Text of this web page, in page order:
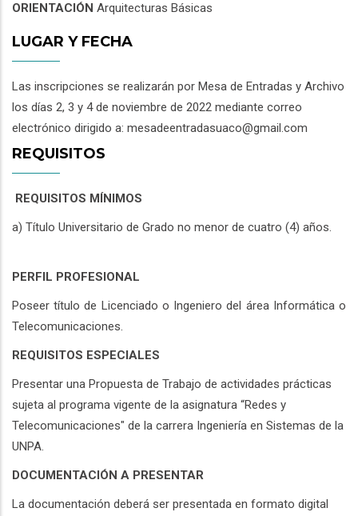
ORIENTACIÓN Arquitecturas Básicas
LUGAR Y FECHA
Las inscripciones se realizarán por Mesa de Entradas y Archivo
los días 2, 3 y 4 de noviembre de 2022 mediante correo
electrónico dirigido a: mesadeentradasuaco@gmail.com
REQUISITOS
REQUISITOS MÍNIMOS
a) Título Universitario de Grado no menor de cuatro (4) años.
PERFIL PROFESIONAL
Poseer título de Licenciado o Ingeniero del área Informática o
Telecomunicaciones.
REQUISITOS ESPECIALES
Presentar una Propuesta de Trabajo de actividades prácticas
sujeta al programa vigente de la asignatura “Redes y
Telecomunicaciones" de la carrera Ingeniería en Sistemas de la
UNPA.
DOCUMENTACIÓN A PRESENTAR
La documentación deberá ser presentada en formato digital